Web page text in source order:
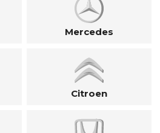
Mercedes
Citroen